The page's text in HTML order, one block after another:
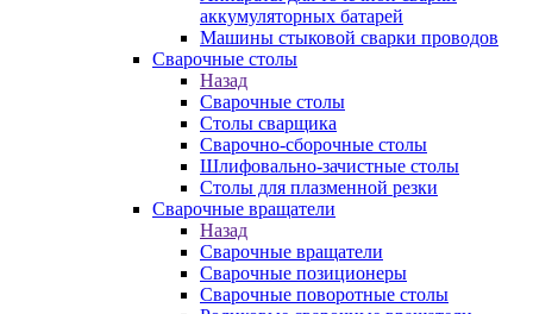
аккумуляторных батарей
Машины стыковой сварки проводов
Сварочные столы
Назад
Сварочные столы
Столы сварщика
Сварочно-сборочные столы
Шлифовально-зачистные столы
Столы для плазменной резки
Сварочные вращатели
Назад
Сварочные вращатели
Сварочные позиционеры
Сварочные поворотные столы